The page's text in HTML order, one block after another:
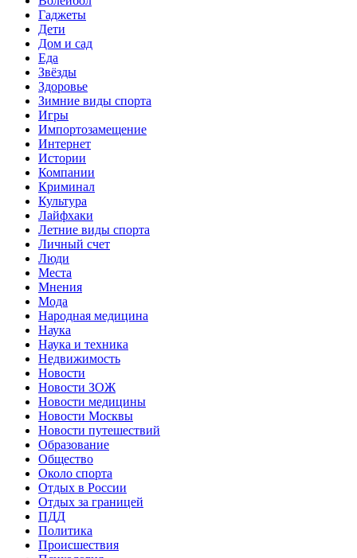
Гаджеты
Дети
Дом и сад
Еда
Звёзды
Здоровье
Зимние виды спорта
Игры
Импортозамещение
Интернет
Истории
Компании
Криминал
Культура
Лайфхаки
Летние виды спорта
Личный счет
Люди
Места
Мнения
Мода
Народная медицина
Наука
Наука и техника
Недвижимость
Новости
Новости ЗОЖ
Новости медицины
Новости Москвы
Новости путешествий
Образование
Общество
Около спорта
Отдых в России
Отдых за границей
ПДД
Политика
Происшествия